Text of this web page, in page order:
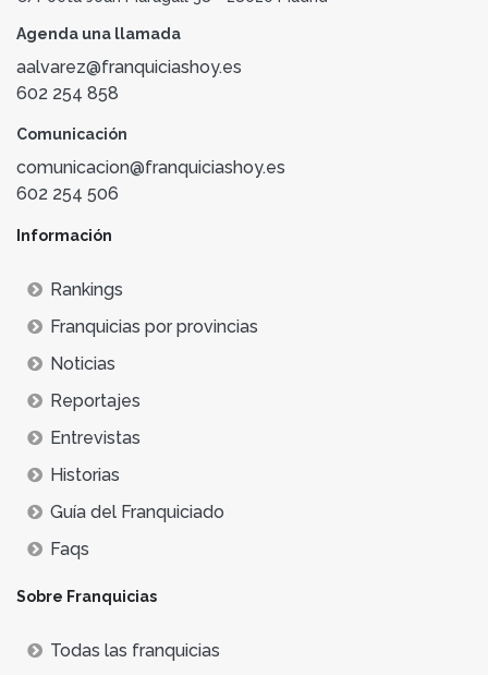
Agenda una llamada
aalvarez@franquiciashoy.es
602 254 858
Comunicación
comunicacion@franquiciashoy.es
602 254 506
Información
Rankings
Franquicias por provincias
Noticias
Reportajes
Entrevistas
Historias
Guía del Franquiciado
Faqs
Sobre Franquicias
Todas las franquicias